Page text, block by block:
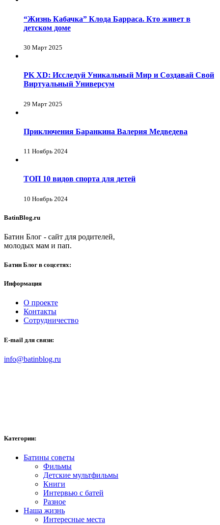
“Жизнь Кабачка” Клода Барраса. Кто живет в
детском доме
30 Март 2025
PK XD: Исследуй Уникальный Мир и Создавай Свой
Виртуальный Универсум
29 Март 2025
Приключения Баранкина Валерия Медведева
11 Ноябрь 2024
ТОП 10 видов спорта для детей
10 Ноябрь 2024
BatinBlog.ru
Батин Блог - сайт для родителей,
молодых мам и пап.
Батин Блог в соцсетях:
Информация
О проекте
Контакты
Сотрудничество
E-mail для связи:
info@batinblog.ru
Категории:
Батины советы
Фильмы
Детские мультфильмы
Книги
Интервью с батей
Разное
Наша жизнь
Интересные места